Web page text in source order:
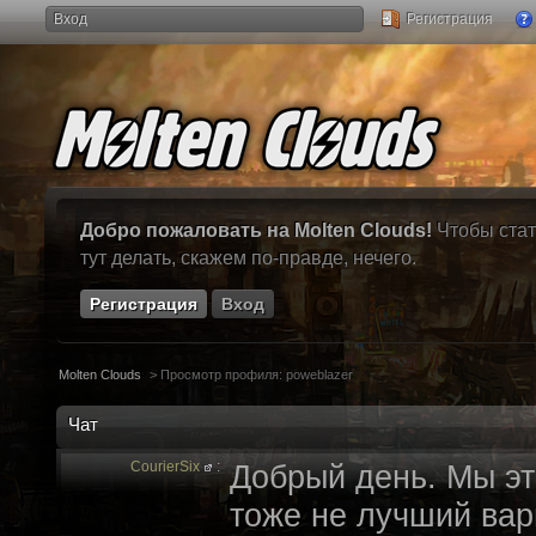
Вход Регистрация
Добро пожаловать на Molten Clouds! Чтобы
тут делать, скажем по-правде, нечего.
Регистрация Вход
Molten Clouds > Просмотр профиля: poweblazer
Чат
CourierSix : Добрый день. Мы
тоже не лучший